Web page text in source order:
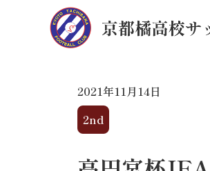
2021年11月14日
2nd